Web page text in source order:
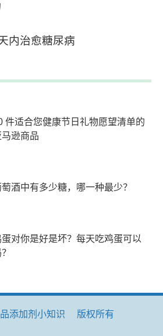
内治愈糖尿病
件适合您健康节日礼物愿望清单的
马逊商品
酒中有多少糖，哪一种最少？
蛋对你是好是坏？每天吃鸡蛋可以
添加剂小知识 版权所有